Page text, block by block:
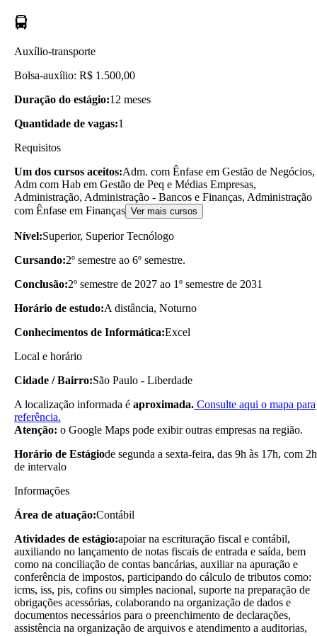
Auxílio-transporte
Bolsa-auxílio: R$ 1.500,00
Duração do estágio:12 meses
Quantidade de vagas:1
Requisitos
Um dos cursos aceitos:Adm. com Ênfase em Gestão de Negócios,
Adm com Hab em Gestão de Peq e Médias Empresas,
Administração, Administração - Bancos e Finanças, Administração
com Ênfase em Finanças Ver mais cursos
Nível:Superior, Superior Tecnólogo
Cursando:2º semestre ao 6º semestre.
Conclusão:2º semestre de 2027 ao 1º semestre de 2031
Horário de estudo:A distância, Noturno
Conhecimentos de Informática:Excel
Local e horário
Cidade / Bairro:São Paulo - Liberdade
A localização informada é aproximada. Consulte aqui o mapa para
referência.
Atenção: o Google Maps pode exibir outras empresas na região.
Horário de Estágiode segunda a sexta-feira, das 9h às 17h, com 2h
de intervalo
Informações
Área de atuação:Contábil
Atividades de estágio:apoiar na escrituração fiscal e contábil,
auxiliando no lançamento de notas fiscais de entrada e saída, bem
como na conciliação de contas bancárias, auxiliar na apuração e
conferência de impostos, participando do cálculo de tributos como:
icms, iss, pis, cofins ou simples nacional, suporte na preparação de
obrigações acessórias, colaborando na organização de dados e
documentos necessários para o preenchimento de declarações,
assistência na organização de arquivos e atendimento a auditorias,